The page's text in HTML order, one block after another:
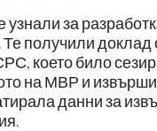
узнали за
Те получили
което било
на МВР и
данни за